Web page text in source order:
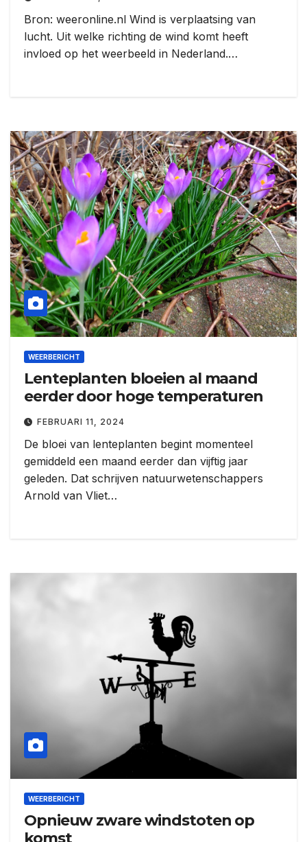
Bron: weeronline.nl Wind is verplaatsing van
lucht. Uit welke richting de wind komt heeft
invloed op het weerbeeld in Nederland.…
WEERBERICHT
Lenteplanten bloeien al maand
eerder door hoge temperaturen
FEBRUARI 11, 2024
De bloei van lenteplanten begint momenteel
gemiddeld een maand eerder dan vijftig jaar
geleden. Dat schrijven natuurwetenschappers
Arnold van Vliet…
WEERBERICHT
Opnieuw zware windstoten op
komst